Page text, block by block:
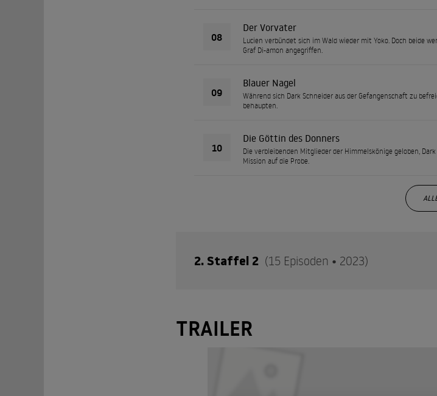
08
Der Vorvater
Lucien verbündet sich im Wald wieder mit Yoko. Doch beide
Graf Di-amon angegriffen.
09
Blauer Nagel
Während sich Dark Schneider aus der Gefangenschaft zu
behaupten.
10
Die Göttin des Donners
Die verbleibenden Mitglieder der Himmelskönige geloben,
Mission auf die Probe.
2. Staffel 2 (15 Episoden • 2023)
Kall-Su und seinen Magier-Generälen terrorisiert.
TRAILER